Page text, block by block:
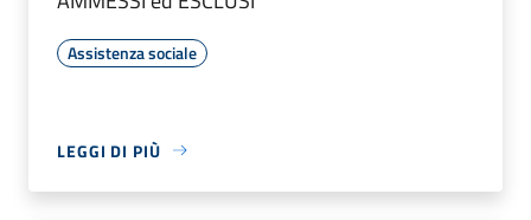
Assistenza sociale
LEGGI DI PIÙ